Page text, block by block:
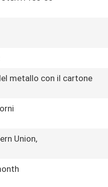
metallo con il cartone
Union,